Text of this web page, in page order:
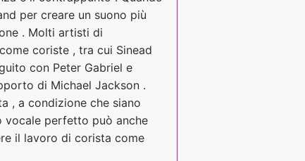
per creare un suono più
. Molti artisti di
coriste , tra cui Sinead
con Peter Gabriel e
di Michael Jackson .
, a condizione che siano
perfetto può anche
il lavoro di corista come